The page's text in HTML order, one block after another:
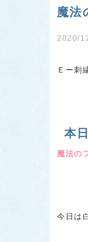
魔法
2020/
Ｅー刺
本
魔法の
今日は